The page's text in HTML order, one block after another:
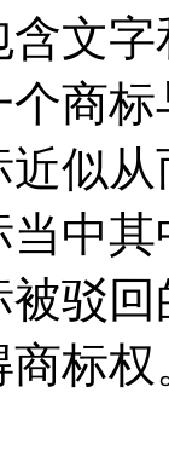
文
商
似
中
驳
标